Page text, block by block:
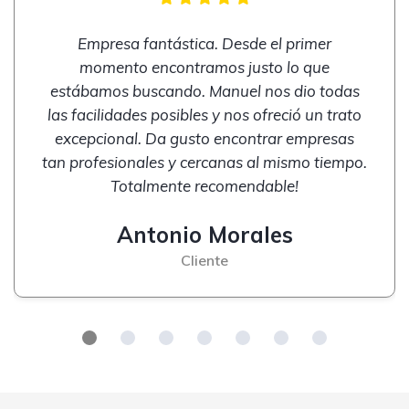
Empresa fantástica. Desde el primer
momento encontramos justo lo que
estábamos buscando. Manuel nos dio todas
las facilidades posibles y nos ofreció un trato
excepcional. Da gusto encontrar empresas
tan profesionales y cercanas al mismo tiempo.
Totalmente recomendable!
Antonio Morales
Cliente